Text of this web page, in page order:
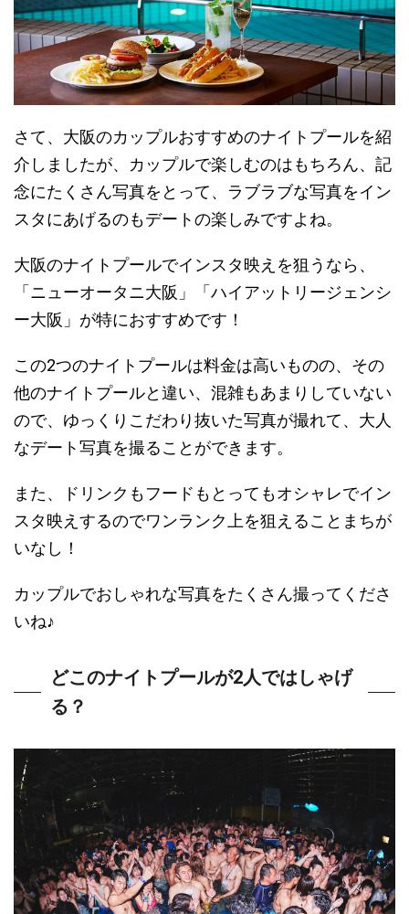
さて、大阪のカップルおすすめのナイトプールを紹
介しましたが、カップルで楽しむのはもちろん、記
念にたくさん写真をとって、ラブラブな写真をイン
スタにあげるのもデートの楽しみですよね。
大阪のナイトプールでインスタ映えを狙うなら、
「ニューオータニ大阪」「ハイアットリージェンシ
ー大阪」 が特におすすめです！
この2つのナイトプールは料金は高いものの、その
他のナイトプールと違い、混雑もあまりしていない
ので、ゆっくりこだわり抜いた写真が撮れて、大人
なデート写真を撮ることができます。
また、ドリンクもフードもとってもオシャレでイン
スタ映えするのでワンランク上を狙えることまちが
いなし！
カップルでおしゃれな写真をたくさん撮ってくださ
いね♪
どこのナイトプールが2人ではしゃげ
る？